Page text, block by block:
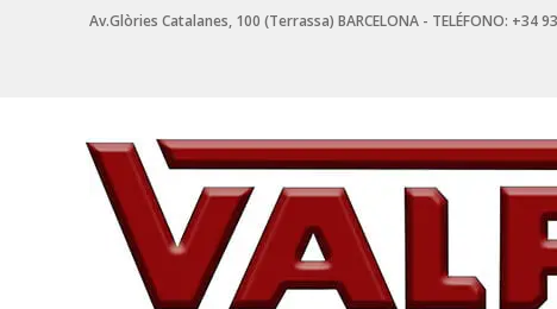
Av.Glòries Catalanes, 100 (Terrassa) BARCELONA - TELÉFONO: +34
VALPI
SUMINISTROS
INDUSTRIALES
Suministros